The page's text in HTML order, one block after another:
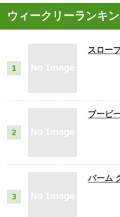
ウィークリーランキ
スロー
ブービ
パーム